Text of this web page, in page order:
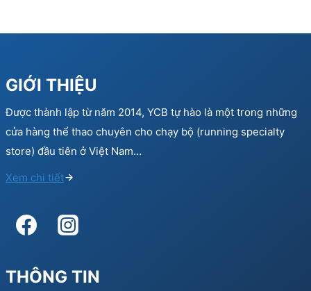
GIỚI THIỆU
Được thành lập từ năm 2014, YCB tự hào là một trong những
cửa hàng thể thao chuyên cho chạy bộ (running specialty
store) đầu tiên ở Việt Nam…
Xem chi tiết
THÔNG TIN